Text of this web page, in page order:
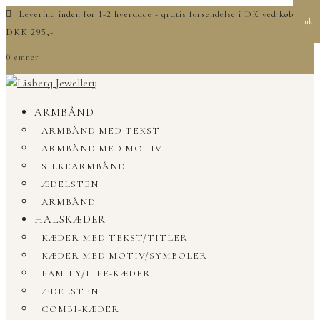
Levering inden for 1-2 hverdage - gratis forsendelse i DK ved køb over
DKK 295,-
0 emner
ARMBÅND
ARMBÅND MED TEKST
ARMBÅND MED MOTIV
SILKEARMBÅND
ÆDELSTEN
ARMBÅND
HALSKÆDER
KÆDER MED TEKST/TITLER
KÆDER MED MOTIV/SYMBOLER
FAMILY/LIFE-KÆDER
ÆDELSTEN
COMBI-KÆDER
Luk